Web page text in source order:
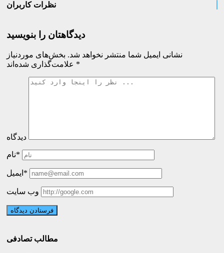
نظرات کاربران
دیدگاهتان را بنویسید
نشانی ایمیل شما منتشر نخواهد شد. بخش‌های موردنیاز
*
دیدگاه
نام*
ایمیل*
وب سایت
مطالب تصادفی